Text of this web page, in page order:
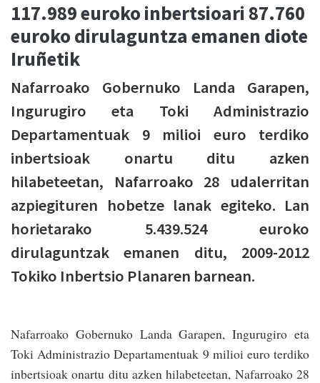
117.989 euroko inbertsioari 87.760
euroko dirulaguntza emanen diote
Iruñetik
Nafarroako Gobernuko Landa Garapen,
Ingurugiro eta Toki Administrazio
Departamentuak 9 milioi euro terdiko
inbertsioak onartu ditu azken
hilabeteetan, Nafarroako 28 udalerritan
azpiegituren hobetze lanak egiteko. Lan
horietarako 5.439.524 euroko
dirulaguntzak emanen ditu, 2009-2012
Tokiko Inbertsio Planaren barnean.
Nafarroako Gobernuko Landa Garapen, Ingurugiro eta
Toki Administrazio Departamentuak 9 milioi euro terdiko
inbertsioak onartu ditu azken hilabeteetan, Nafarroako 28